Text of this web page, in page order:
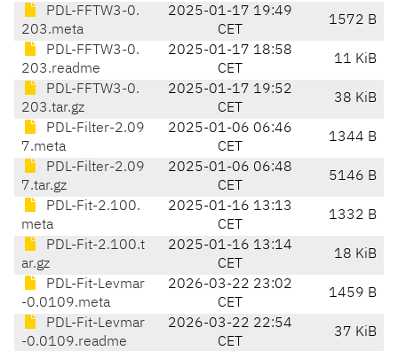
PDL-FFTW3-0.
203.meta
2025-01-17 19:49
CET
1572 B
PDL-FFTW3-0.
203.readme
2025-01-17 18:58
CET
11 KiB
PDL-FFTW3-0.
203.tar.gz
2025-01-17 19:52
CET
38 KiB
PDL-Filter-2.09
7.meta
2025-01-06 06:46
CET
1344 B
PDL-Filter-2.09
7.tar.gz
2025-01-06 06:48
CET
5146 B
PDL-Fit-2.100.
meta
2025-01-16 13:13
CET
1332 B
PDL-Fit-2.100.t
ar.gz
2025-01-16 13:14
CET
18 KiB
PDL-Fit-Levmar
-0.0109.meta
2026-03-22 23:02
CET
1459 B
PDL-Fit-Levmar
-0.0109.readme
2026-03-22 22:54
CET
37 KiB